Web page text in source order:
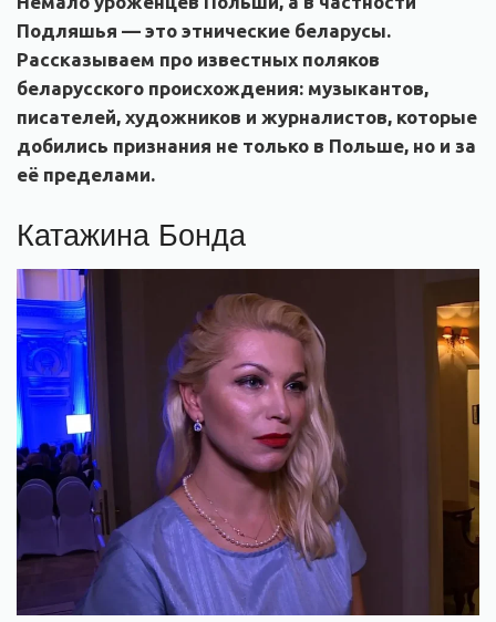
Подляшья — это этнические беларусы.
Рассказываем про известных поляков
беларусского происхождения: музыкантов,
писателей, художников и журналистов, которые
добились признания не только в Польше, но и за
её пределами.
Катажина Бонда